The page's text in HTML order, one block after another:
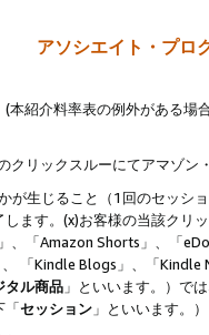
アソシエイト・プロ
(本紹介料率表の例外がある
クリックスルーにてアマゾン
が生じること（1回のセッシ
ます。(x)お客様の当該ク
、「Amazon Shorts」、「
「Kindle Blogs」、「
タル商品 」といいます。）で
「セッション 」といいます。